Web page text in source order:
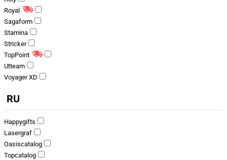
Royal
Sagaform
Stamina
Stricker
TopPoint
Utteam
Voyager XD
RU
Happygifts
Lasergraf
Oasiscatalog
Topcatalog